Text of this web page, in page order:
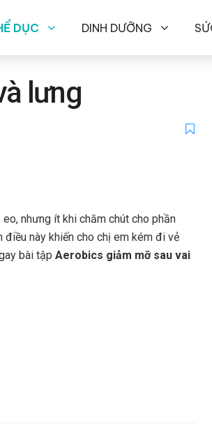
DỤC DINH DƯỠNG
lưng
nhưng ít khi chăm chút cho phần
này khiến cho chị em kém đi vẻ
bài tập Aerobics giảm mỡ sau vai